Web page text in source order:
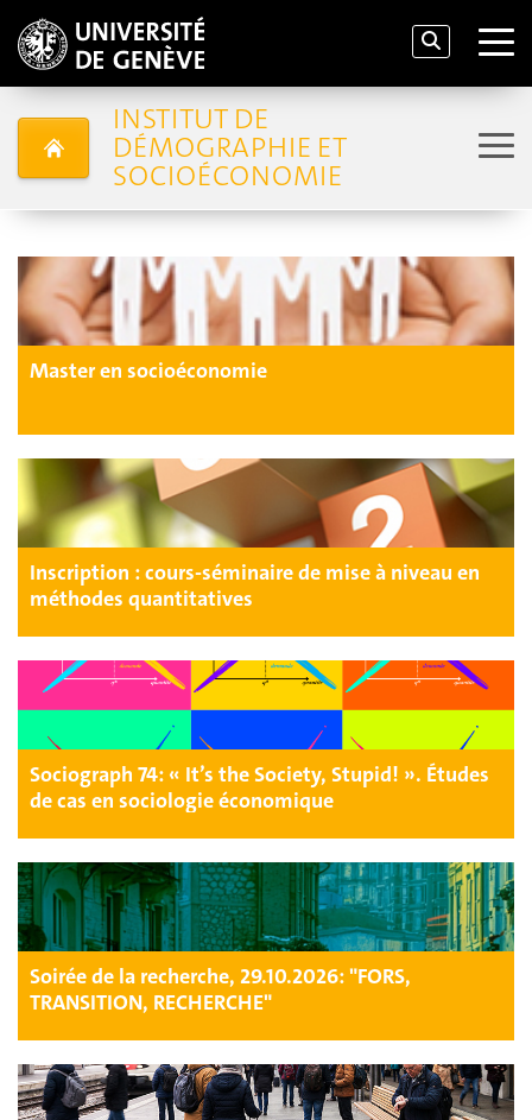
INSTITUT DE
DÉMOGRAPHIE ET
SOCIOÉCONOMIE
Master en socioéconomie
Inscription : cours-séminaire de mise à niveau en
méthodes quantitatives
Sociograph 74: « It’s the Society, Stupid! ». Études
de cas en sociologie économique
Soirée de la recherche, 29.10.2026: "FORS,
TRANSITION, RECHERCHE"